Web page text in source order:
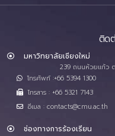
ติด
มหาวิทยาลัยเชียงใหม่
239 ถนนห้วยแก้ว ต
โทรศัพท์ :+66 5394 1300
โทรสาร : +66 5321 7143
อีเมล : contacts@cmu.ac.th
ช่องทางการร้องเรียน